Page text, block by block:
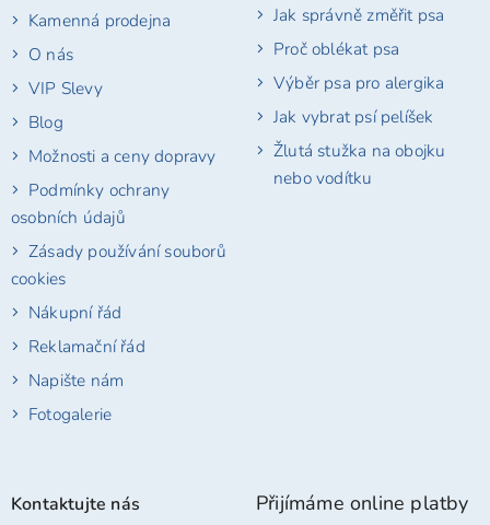
Kamenná prodejna
O nás
VIP Slevy
Blog
Možnosti a ceny dopravy
Podmínky ochrany
osobních údajů
Zásady používání souborů
cookies
Nákupní řád
Reklamační řád
Napište nám
Fotogalerie
Jak správně změřit psa
Proč oblékat psa
Výběr psa pro alergika
Jak vybrat psí pelíšek
Žlutá stužka na obojku
nebo vodítku
Kontaktujte nás Přijímáme online platby